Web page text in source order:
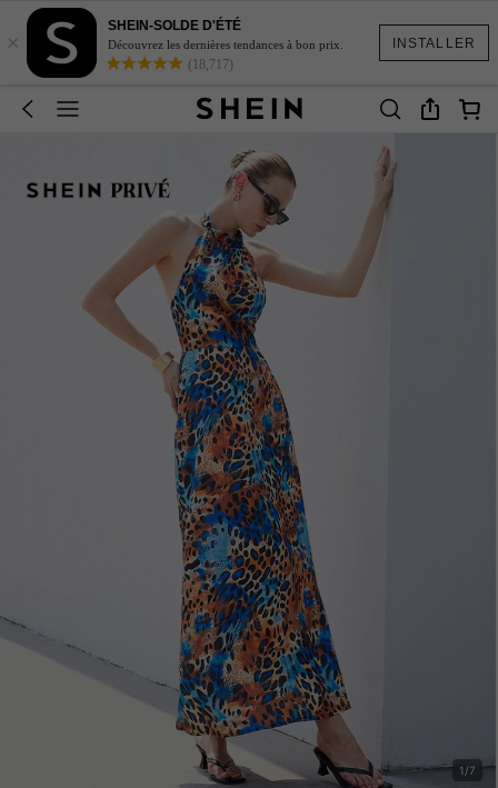
INSTALLER
×
SHEIN-SOLDE D'ÉTÉ
Découvrez les dernières tendances à bon prix.
(18,717)
1/7